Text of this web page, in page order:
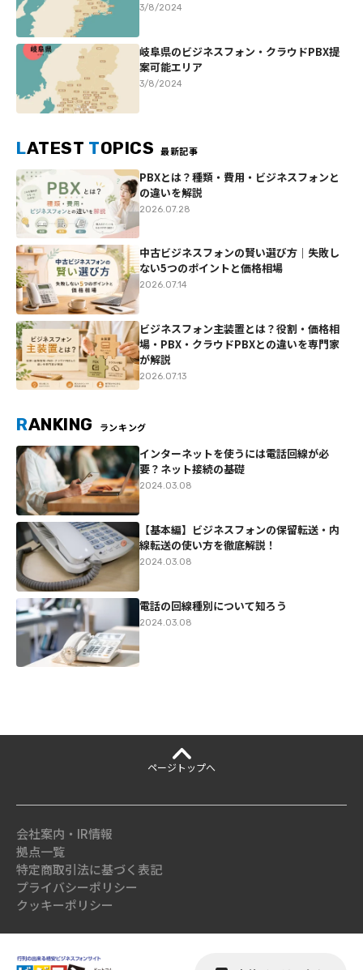
3/8/2024
岐阜県のビジネスフォン・クラウドPBX提
案可能エリア
3/8/2024
LATEST TOPICS 最新記事
PBXとは？種類・費用・ビジネスフォンと
の違いを解説
2026.07.28
中古ビジネスフォンの賢い選び方｜失敗し
ない5つのポイントと価格相場
2026.07.14
ビジネスフォン主装置とは？役割・価格相
場・PBX・クラウドPBXとの違いを専門家
が解説
2026.07.13
RANKING ランキング
インターネットを使うには電話回線が必
要？ネット接続の基礎
2024.03.08
【基本編】ビジネスフォンの保留転送・内
線転送の使い方を徹底解説！
2024.03.08
電話の回線種別について知ろう
2024.03.08
ページ トップへ
会社案内・IR情報
拠点一覧
特定商取引法に基づく表記
プライバシーポリシー
クッキーポリシー